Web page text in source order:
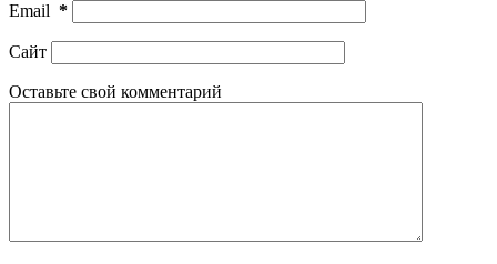
Email *
Сайт
Оставьте свой комментарий